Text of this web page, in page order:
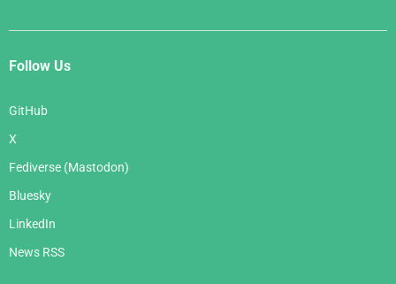
Follow Us
GitHub
X
Fediverse (Mastodon)
Bluesky
LinkedIn
News RSS